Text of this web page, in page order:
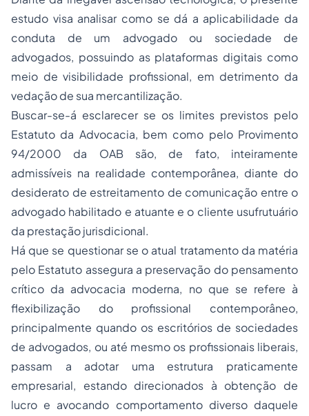
estudo visa analisar como se dá a aplicabilidade da
conduta de um advogado ou sociedade de
advogados, possuindo as plataformas digitais como
meio de visibilidade profissional, em detrimento da
vedação de sua mercantilização.
Buscar-se-á esclarecer se os limites previstos pelo
Estatuto da Advocacia, bem como pelo Provimento
94/2000 da OAB são, de fato, inteiramente
admissíveis na realidade contemporânea, diante do
desiderato de estreitamento de comunicação entre o
advogado habilitado e atuante e o cliente usufrutuário
da prestação jurisdicional.
Há que se questionar se o atual tratamento da matéria
pelo Estatuto assegura a preservação do pensamento
crítico da advocacia moderna, no que se refere à
flexibilização do profissional contemporâneo,
principalmente quando os escritórios de sociedades
de advogados, ou até mesmo os profissionais liberais,
passam a adotar uma estrutura praticamente
empresarial, estando direcionados à obtenção de
lucro e avocando comportamento diverso daquele